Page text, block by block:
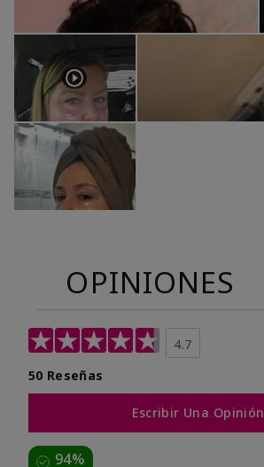
OPINIONES
4.7
50 Reseñas
Escribir Una Opinión
94%